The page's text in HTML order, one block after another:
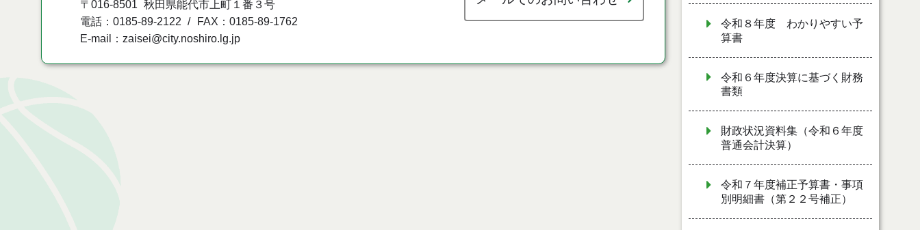
〒016-8501
秋田県能代市上町１番３号
電話：0185-89-2122
FAX：0185-89-1762
E-mail：zaisei@city.noshiro.lg.jp
令和８年度 わかりやすい予
算書
令和６年度決算に基づく財務
書類
財政状況資料集（令和６年度
普通会計決算）
令和７年度補正予算書・事項
別明細書（第２２号補正）